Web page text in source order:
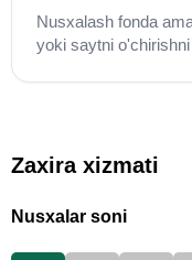
Nusxalash fonda
yoki saytni
Zaxira xizmati
Nusxalar soni